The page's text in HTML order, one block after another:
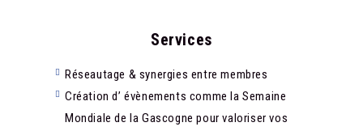
Services​
Réseautage & synergies entre membres
Création d’ évènements comme la Semaine
Mondiale de la Gascogne pour valoriser vos